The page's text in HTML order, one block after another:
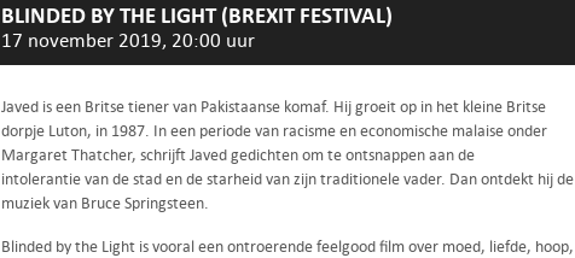
BLINDED BY THE LIGHT (BREXIT FESTIVAL)
17 november 2019, 20:00 uur
Javed is een Britse tiener van Pakistaanse komaf. Hij groeit op in het kleine Britse
dorpje Luton, in 1987. In een periode van racisme en economische malaise onder
Margaret Thatcher, schrijft Javed gedichten om te ontsnappen aan de
intolerantie van de stad en de starheid van zijn traditionele vader. Dan ontdekt hij de
muziek van Bruce Springsteen.
Blinded by the Light is vooral een ontroerende feelgood film over moed, liefde, hoop,